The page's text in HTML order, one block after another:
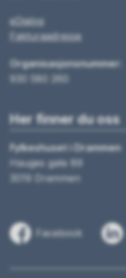
eDialog
Fakturaadresse
Organisasjonsnummer:
930 580 260
Her finner du oss
Fylkeshuset i Drammen
Hauges gate 89
3019 Drammen
Facebook